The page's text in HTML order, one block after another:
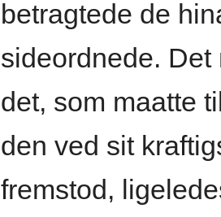
betragtede de
sideordnede.
det, som maatte
den ved sit
fremstod,